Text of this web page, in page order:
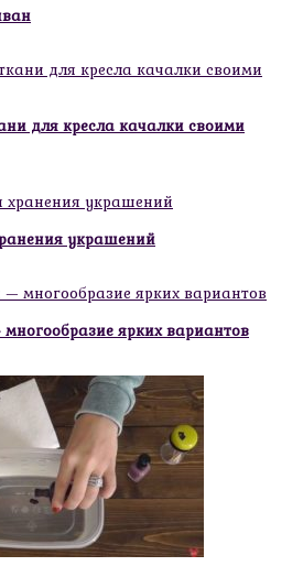
для кресла качалки своими
украшений
ярких вариантов